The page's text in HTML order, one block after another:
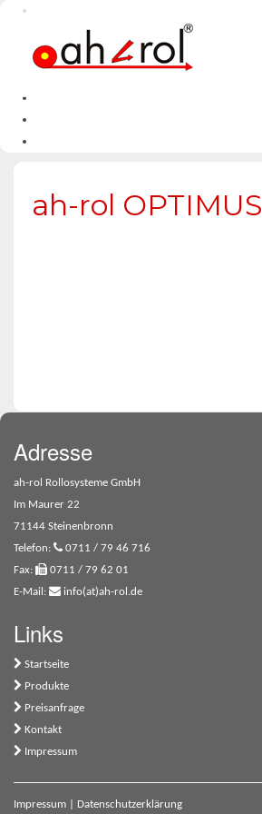
ah-rol OPTIMUS
Adresse
ah-rol Rollosysteme GmbH
Im Maurer 22
71144 Steinenbronn
Telefon:
0711 / 79 46 716
Fax:
0711 / 79 62 01
E-Mail:
info(at)ah-rol.de
Links
Startseite
Produkte
Preisanfrage
Kontakt
Impressum
Impressum Datenschutzerklärung